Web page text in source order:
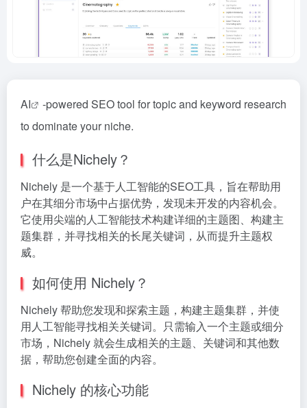
AI
-powered SEO tool for topic and keyword research
to dominate your niche.
什么是Nichely？
Nichely 是一个基于人工智能的SEO工具，旨在帮助用
户在其细分市场中占据优势，发现未开发的内容机会。
它使用尖端的人工智能技术构建详细的主题图、构建主
题集群，并寻找相关的长尾关键词，从而提升主题权
威。
如何使用 Nichely？
Nichely 帮助您发现和探索主题，构建主题集群，并使
用人工智能寻找相关关键词。只需输入一个主题或细分
市场，Nichely 就会生成相关的主题、关键词和其他数
据，帮助您创建全面的内容。
Nichely 的核心功能